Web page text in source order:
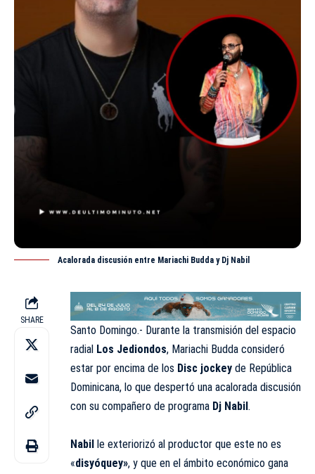
Acalorada discusión entre Mariachi Budda y Dj Nabil
SHARE
Santo Domingo.- Durante la transmisión del espacio
radial Los Jediondos, Mariachi Budda consideró
estar por encima de los Disc jockey de República
Dominicana, lo que despertó una acalorada discusión
con su compañero de programa Dj Nabil.
Nabil le exteriorizó al productor que este no es
«disyóquey», y que en el ámbito económico gana